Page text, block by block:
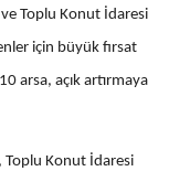
ve Toplu Konut İdaresi
için büyük fırsat
arsa, açık artırmaya
Toplu Konut İdaresi